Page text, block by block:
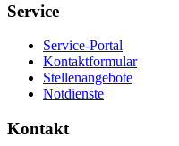
Service
Service-Portal
Kontaktformular
Stellenangebote
Notdienste
Kontakt